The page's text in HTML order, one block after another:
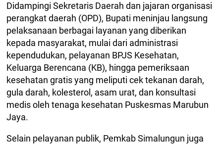
Didampingi Sekretaris Daerah dan jajaran organisasi
perangkat daerah (OPD), Bupati meninjau langsung
pelaksanaan berbagai layanan yang diberikan
kepada masyarakat, mulai dari administrasi
kependudukan, pelayanan BPJS Kesehatan,
Keluarga Berencana (KB), hingga pemeriksaan
kesehatan gratis yang meliputi cek tekanan darah,
gula darah, kolesterol, asam urat, dan konsultasi
medis oleh tenaga kesehatan Puskesmas Marubun
Jaya.
Selain pelayanan publik, Pemkab Simalungun juga